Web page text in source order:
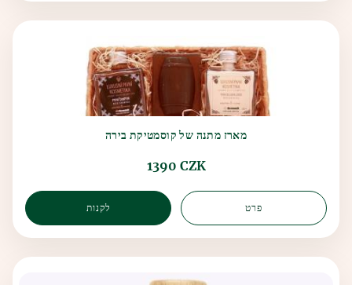
מארז מתנה של קוסמטיקת בירה
1390 CZK
לקנות פרט